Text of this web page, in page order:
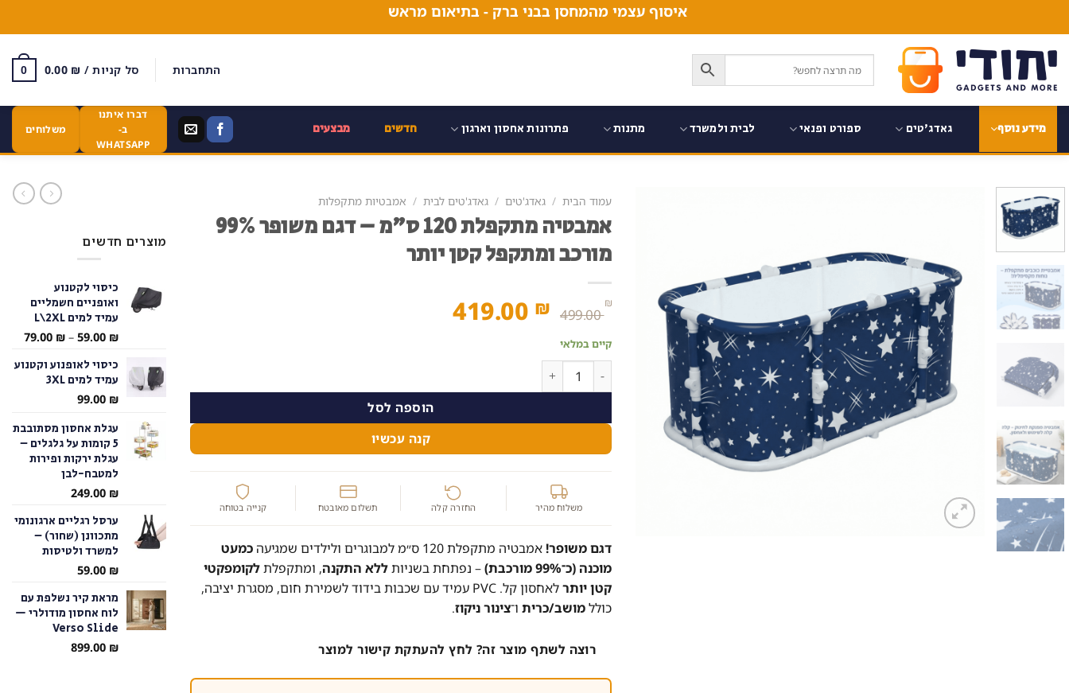
content
איסוף עצמי מהמחסן בבני ברק - בתיאום מראש
התחברות סל קניות / 0.00 ₪
0
מידע נוסף גאדג'טים ספורט ופנאי לבית ולמשרד מתנות פתרונות אחסון וארגון חדשים מבצעים
דברו איתנו
ב-
WHATSAPP
משלוחים
עמוד הבית / גאדג'טים / גאדג'טים לבית / אמבטיות מתקפלות
אמבטיה מתקפלת 120 ס״מ – דגם משופר 99%
מורכב ומתקפל קטן יותר
499.00
₪
המחיר
היה:
499.00 ₪.
419.00 ₪
המחיר
419.00 ₪.
קיים במלאי
כמות של אמבטיה מתקפלת 120 ס״מ – דגם משופר 99% מורכב ומתקפל קטן יותר
הוספה לסל
קנה עכשיו
משלוח מהיר החזרה קלה תשלום מאובטח קנייה בטוחה
דגם משופר! אמבטיה מתקפלת 120 ס״מ למבוגרים ולילדים שמגיעה
כמעט
מוכנה (כ־99% מורכבת)
– נפתחת בשניותללא התקנה, ומתקפלתלקומפקטי
קטן יותר
לאחסון קל. PVC עמיד עם שכבות בידוד לשמירת חום, מסגרת יציבה,
כוללמושב/כרית ו־צינור ניקוז.
רוצה לשתף מוצר זה? לחץ להעתקת קישור למוצר
מוצרים חדשים
כיסוי לקטנוע
ואופניים חשמליים
עמיד למים L\2XL
59.00 ₪
–
79.00 ₪
טווח
כיסוי לאופנוע וקטנוע
עמיד למים 3XL
99.00 ₪
עגלת אחסון מסתובבת
5 קומות על גלגלים –
עגלת ירקות ופירות
למטבח-לבן
249.00 ₪
ערסל רגליים ארגונומי
מתכוונן (שחור) –
למשרד ולטיסות
59.00 ₪
מראת קיר נשלפת עם
לוח אחסון מודולרי —
Verso Slide
899.00 ₪